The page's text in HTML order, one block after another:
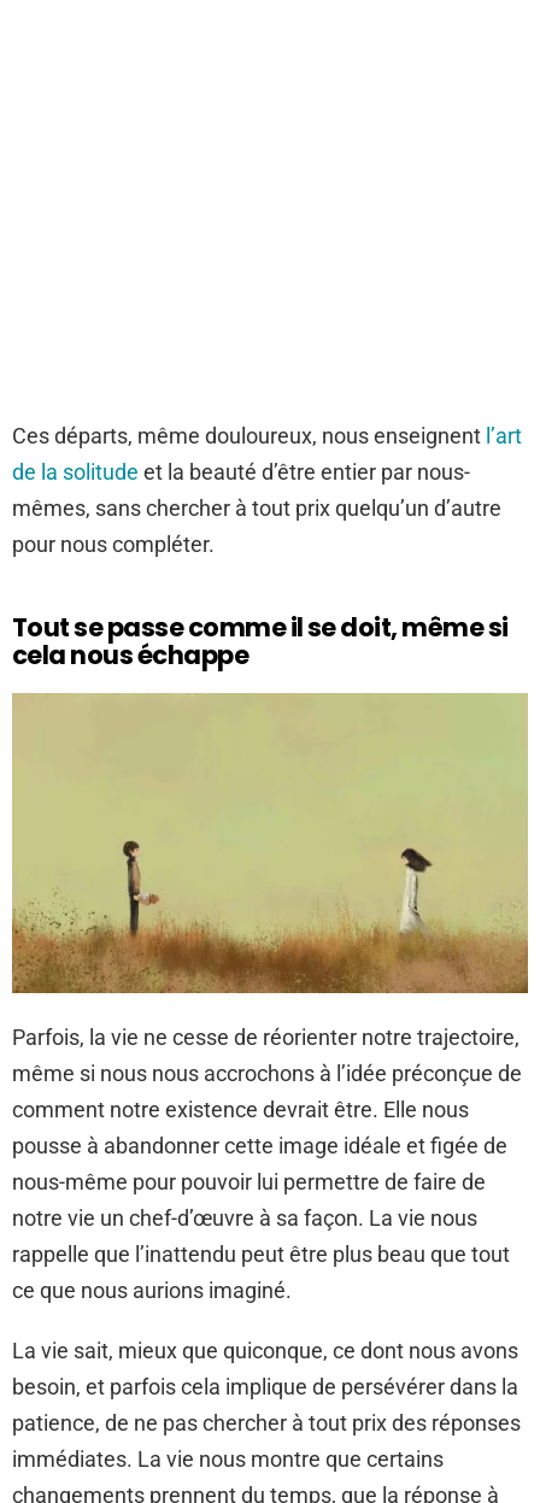
Ces départs, même douloureux, nous enseignent l’art
de la solitude et la beauté d’être entier par nous-
mêmes, sans chercher à tout prix quelqu’un d’autre
pour nous compléter.
Tout se passe comme il se doit, même si
cela nous échappe
Parfois, la vie ne cesse de réorienter notre trajectoire,
même si nous nous accrochons à l’idée préconçue de
comment notre existence devrait être. Elle nous
pousse à abandonner cette image idéale et figée de
nous-même pour pouvoir lui permettre de faire de
notre vie un chef-d’œuvre à sa façon. La vie nous
rappelle que l’inattendu peut être plus beau que tout
ce que nous aurions imaginé.
La vie sait, mieux que quiconque, ce dont nous avons
besoin, et parfois cela implique de persévérer dans la
patience, de ne pas chercher à tout prix des réponses
immédiates. La vie nous montre que certains
changements prennent du temps, que la réponse à